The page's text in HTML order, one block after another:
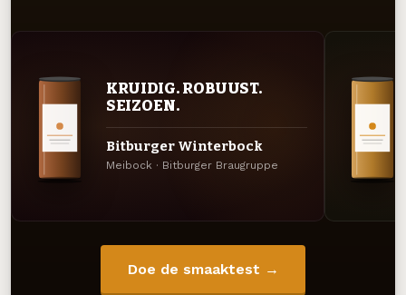
KRUIDIG. ROBUUST.
SEIZOEN.
Bitburger Winterbock
Meibock · Bitburger Braugruppe
Doe de smaaktest →